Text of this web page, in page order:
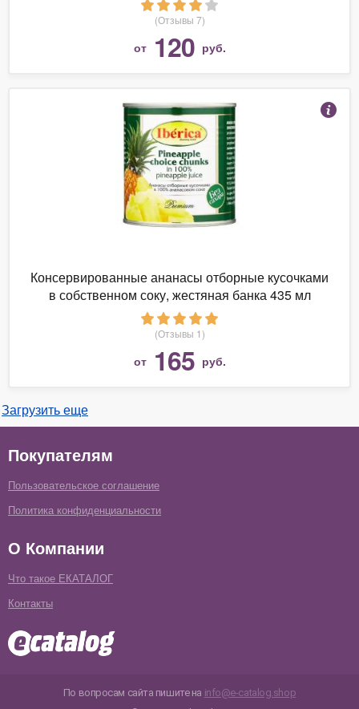
(Отзывы 7)
от 120 руб.
Консервированные ананасы отборные кусочками
в собственном соку, жестяная банка 435 мл
(Отзывы 1)
от 165 руб.
Загрузить еще
Покупателям
Пользовательское соглашение
Политика конфиденциальности
О Компании
Что такое ЕКАТАЛОГ
Контакты
По вопросам сайта пишите на info@e-catalog.shop